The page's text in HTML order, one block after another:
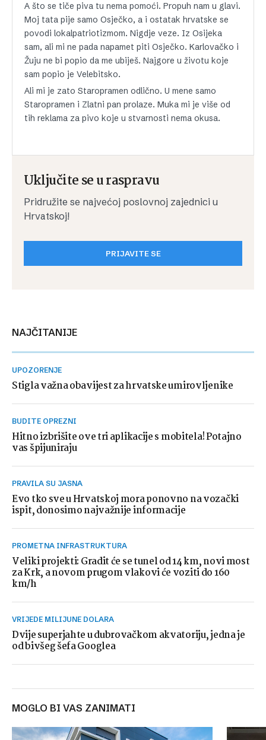
A što se tiče piva tu nema pomoći. Propuh nam u glavi.
Moj tata pije samo Osječko, a i ostatak hrvatske se
povodi lokalpatriotizmom. Nigdje veze. Iz Osijeka
sam, ali mi ne pada napamet piti Osječko. Karlovačko i
Žuju ne bi popio da me ubiješ. Najgore u životu koje
sam popio je Velebitsko.
Ali mi je zato Staropramen odlično. U mene samo
Staropramen i Zlatni pan prolaze. Muka mi je više od
tih reklama za pivo koje u stvarnosti nema okusa.
Uključite se u raspravu
Pridružite se najvećoj poslovnoj zajednici u
Hrvatskoj!
PRIJAVITE SE
NAJČITANIJE
UPOZORENJE
Stigla važna obavijest za hrvatske umirovljenike
BUDITE OPREZNI
Hitno izbrišite ove tri aplikacije s mobitela! Potajno
vas špijuniraju
PRAVILA SU JASNA
Evo tko sve u Hrvatskoj mora ponovno na vozački
ispit, donosimo najvažnije informacije
PROMETNA INFRASTRUKTURA
Veliki projekti: Gradit će se tunel od 14 km, novi most
za Krk, a novom prugom vlakovi će voziti do 160
km/h
VRIJEDE MILIJUNE DOLARA
Dvije superjahte u dubrovačkom akvatoriju, jedna je
od bivšeg šefa Googlea
MOGLO BI VAS ZANIMATI